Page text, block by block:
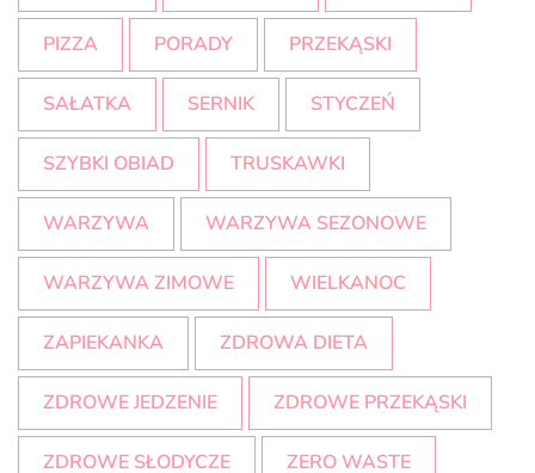
PIZZA PORADY PRZEKĄSKI
SAŁATKA SERNIK STYCZEŃ
SZYBKI OBIAD TRUSKAWKI
WARZYWA WARZYWA SEZONOWE
WARZYWA ZIMOWE WIELKANOC
ZAPIEKANKA ZDROWA DIETA
ZDROWE JEDZENIE ZDROWE PRZEKĄSKI
ZDROWE SŁODYCZE ZERO WASTE